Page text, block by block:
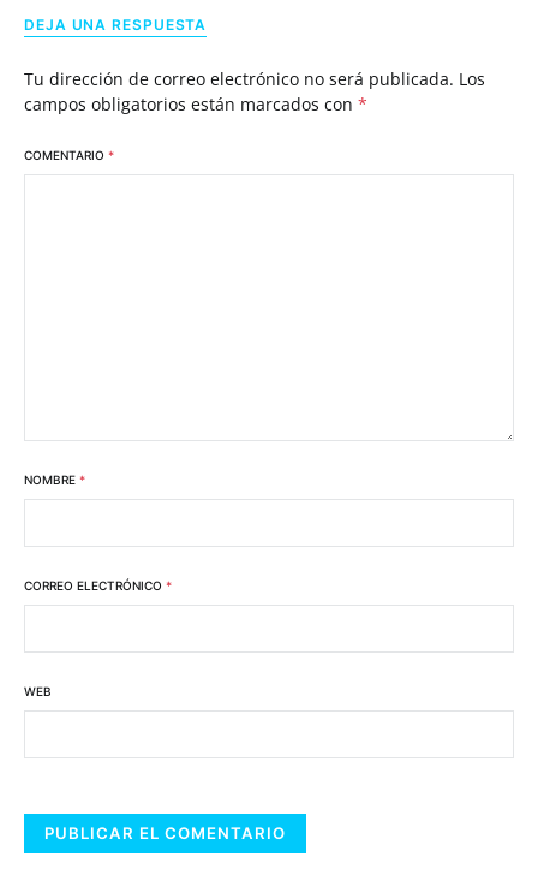
DEJA UNA RESPUESTA
Tu dirección de correo electrónico no será publicada. Los
campos obligatorios están marcados con *
COMENTARIO *
NOMBRE *
CORREO ELECTRÓNICO *
WEB